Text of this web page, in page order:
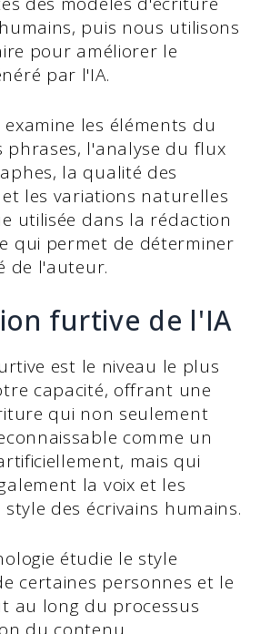
puis nous utilisons
pour améliorer le
par l'IA.
examine les éléments du
phrases, l'analyse du flux
la qualité des
les variations naturelles
utilisée dans la rédaction
qui permet de déterminer
de l'auteur.
furtive de l'IA
est le niveau le plus
capacité, offrant une
qui non seulement
comme un
mais qui
la voix et les
des écrivains humains.
étudie le style
certaines personnes et le
au long du processus
du contenu.